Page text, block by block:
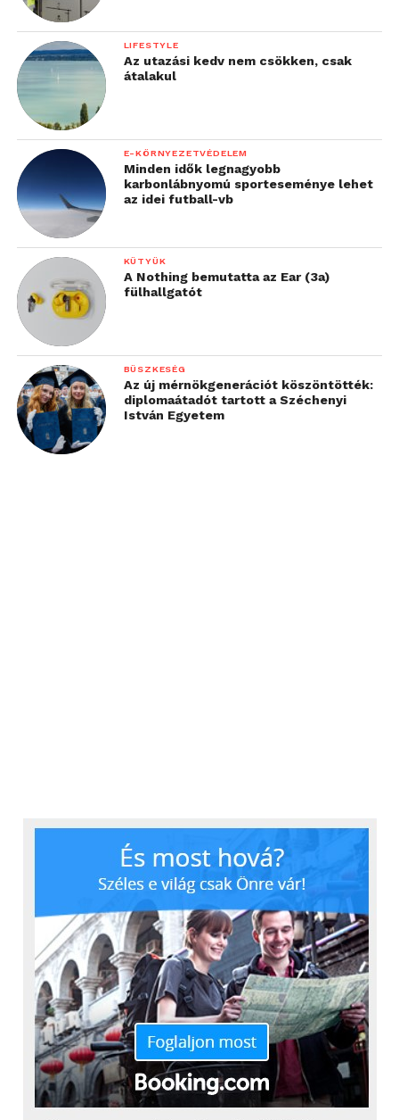
LIFESTYLE
Az utazási kedv nem csökken, csak
átalakul
E-KÖRNYEZETVÉDELEM
Minden idők legnagyobb
karbonlábnyomú sporteseménye lehet
az idei futball-vb
KÜTYÜK
A Nothing bemutatta az Ear (3a)
fülhallgatót
BÜSZKESÉG
Az új mérnökgenerációt köszöntötték:
diplomaátadót tartott a Széchenyi
István Egyetem